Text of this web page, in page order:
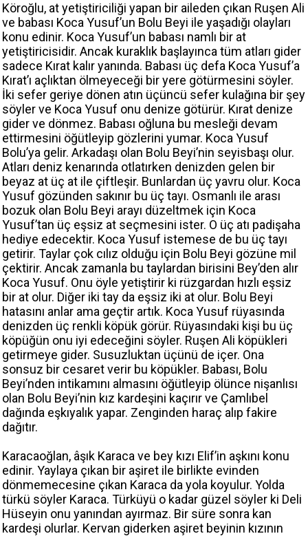
Köroğlu, at yetiştiriciliği yapan bir aileden çıkan Ruşen Ali
ve babası Koca Yusuf’un Bolu Beyi ile yaşadığı olayları
konu edinir. Koca Yusuf’un babası namlı bir at
yetiştiricisidir. Ancak kuraklık başlayınca tüm atları gider
sadece Kırat kalır yanında. Babası üç defa Koca Yusuf’a
Kırat’ı açlıktan ölmeyeceği bir yere götürmesini söyler.
İki sefer geriye dönen atın üçüncü sefer kulağına bir şey
söyler ve Koca Yusuf onu denize götürür. Kırat denize
gider ve dönmez. Babası oğluna bu mesleği devam
ettirmesini öğütleyip gözlerini yumar. Koca Yusuf
Bolu’ya gelir. Arkadaşı olan Bolu Beyi’nin seyisbaşı olur.
Atları deniz kenarında otlatırken denizden gelen bir
beyaz at üç at ile çiftleşir. Bunlardan üç yavru olur. Koca
Yusuf gözünden sakınır bu üç tayı. Osmanlı ile arası
bozuk olan Bolu Beyi arayı düzeltmek için Koca
Yusuf’tan üç eşsiz at seçmesini ister. O üç atı padişaha
hediye edecektir. Koca Yusuf istemese de bu üç tayı
getirir. Taylar çok cılız olduğu için Bolu Beyi gözüne mil
çektirir. Ancak zamanla bu taylardan birisini Bey’den alır
Koca Yusuf. Onu öyle yetiştirir ki rüzgardan hızlı eşsiz
bir at olur. Diğer iki tay da eşsiz iki at olur. Bolu Beyi
hatasını anlar ama geçtir artık. Koca Yusuf rüyasında
denizden üç renkli köpük görür. Rüyasındaki kişi bu üç
köpüğün onu iyi edeceğini söyler. Ruşen Ali köpükleri
getirmeye gider. Susuzluktan üçünü de içer. Ona
sonsuz bir cesaret verir bu köpükler. Babası, Bolu
Beyi’nden intikamını almasını öğütleyip ölünce nişanlısı
olan Bolu Beyi’nin kız kardeşini kaçırır ve Çamlıbel
dağında eşkıyalık yapar. Zenginden haraç alıp fakire
dağıtır.
Karacaoğlan, âşık Karaca ve bey kızı Elif’in aşkını konu
edinir. Yaylaya çıkan bir aşiret ile birlikte evinden
dönmemecesine çıkan Karaca da yola koyulur. Yolda
türkü söyler Karaca. Türküyü o kadar güzel söyler ki Deli
Hüseyin onu yanından ayırmaz. Bir süre sonra kan
kardeşi olurlar. Kervan giderken aşiret beyinin kızının